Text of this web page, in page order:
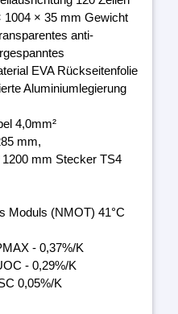
1004 × 35 mm Gewicht
anti-
EVA Rückseitenfolie
Aluminiumlegierung
4,0mm²
mm,
mm Stecker TS4
Moduls (NMOT) 41°C
- 0,37%/K
- 0,29%/K
0,05%/K